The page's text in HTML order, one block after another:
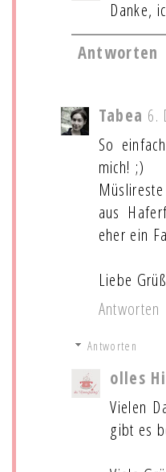
Danke,
Antworten
Tabea 6.
So
mich! ;)
aus
eher ein
Liebe
Antworten
Antworten
olles
Vielen
gibt es